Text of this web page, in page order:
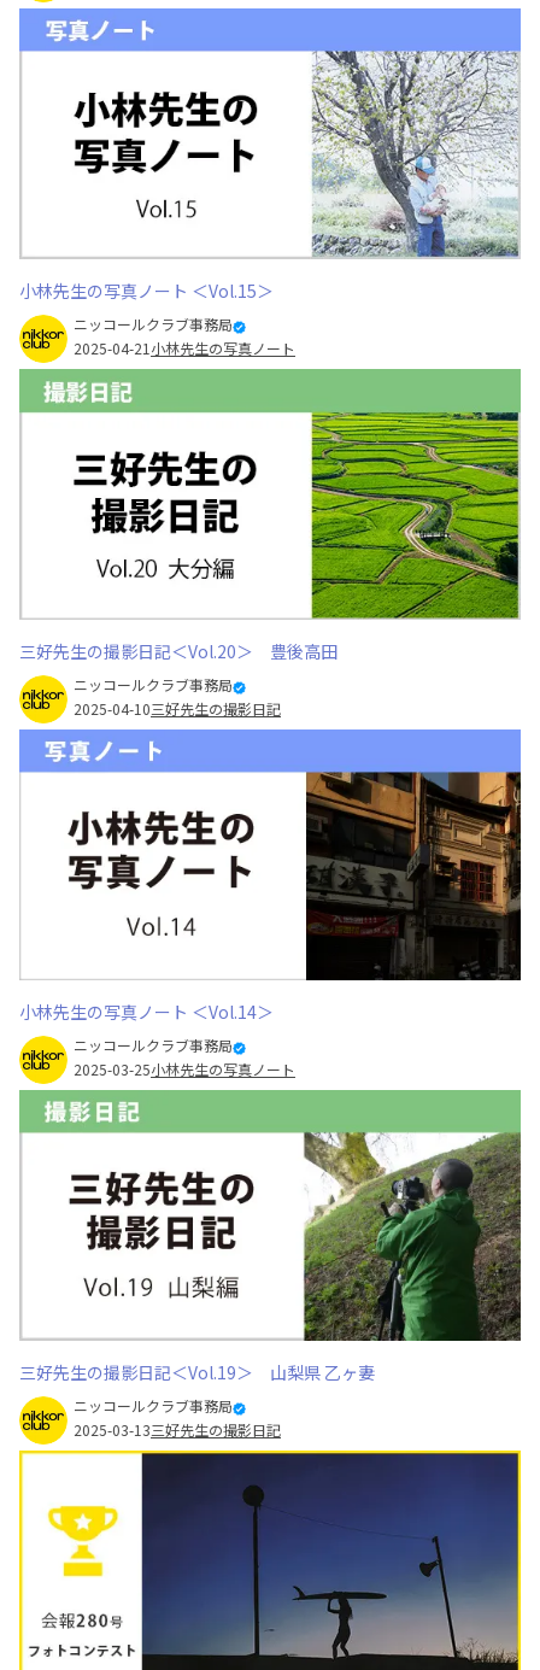
小林先生の写真ノート ＜Vol.15＞
ニッコールクラブ事務局
2025-04-21 小林先生の写真ノート
三好先生の撮影日記＜Vol.20＞ 豊後高田
ニッコールクラブ事務局
2025-04-10三好先生の撮影日記
小林先生の写真ノート ＜Vol.14＞
ニッコールクラブ事務局
2025-03-25小林先生の写真ノート
三好先生の撮影日記＜Vol.19＞ 山梨県 乙ヶ妻
ニッコールクラブ事務局
2025-03-13三好先生の撮影日記